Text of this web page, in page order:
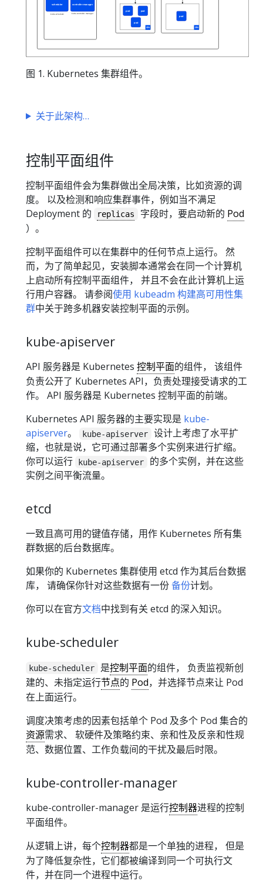
图 1. Kubernetes 集群组件。
关于此架构
控制平面组件
控制平面组件会为集群做出全局决策，比如资源的调
度。 以及检测和响应集群事件，例如当不满足
Deployment 的
replicas 字段时，要启动新的 Pod
）。
控制平面组件可以在集群中的任何节点上运行。 然
而，为了简单起见，安装脚本通常会在同一个计算机
上启动所有控制平面组件， 并且不会在此计算机上运
行用户容器。 请参阅使用 kubeadm 构建高可用性集
群中关于跨多机器安装控制平面的示例。
kube-apiserver
API 服务器是 Kubernetes 控制平面的组件， 该组件
负责公开了 Kubernetes API，负责处理接受请求的工
作。 API 服务器是 Kubernetes 控制平面的前端。
Kubernetes API 服务器的主要实现是 kube-
apiserver。 kube-apiserver
设计上考虑了水平扩
缩，也就是说，它可通过部署多个实例来进行扩缩。
你可以运行
kube-apiserver
的多个实例，并在这些
实例之间平衡流量。
etcd
一致且高可用的键值存储，用作 Kubernetes 所有集
群数据的后台数据库。
如果你的 Kubernetes 集群使用 etcd 作为其后台数据
库， 请确保你针对这些数据有一份备份计划。
你可以在官方文档中找到有关 etcd 的深入知识。
kube-scheduler
kube-scheduler 是控制平面的组件， 负责监视新创
建的、未指定运行节点的 Pod，并选择节点来让 Pod
在上面运行。
调度决策考虑的因素包括单个 Pod 及多个 Pod 集合的
资源需求、 软硬件及策略约束、亲和性及反亲和性规
范、数据位置、工作负载间的干扰及最后时限。
kube-controller-manager
kube-controller-manager 是运行控制器进程的控制
平面组件。
从逻辑上讲，每个控制器都是一个单独的进程， 但是
为了降低复杂性，它们都被编译到同一个可执行文
件，并在同一个进程中运行。